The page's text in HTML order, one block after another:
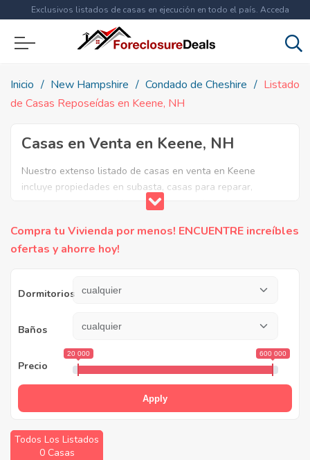
Exclusivos listados de casas en ejecución en todo el país. Acceda
ahora a
Inicio New Hampshire Condado de Cheshire
Listado
de Casas Reposeídas en Keene, NH
Casas en Venta en Keene, NH
Nuestro extenso listado de casas en venta en Keene
incluye propiedades en subasta, casas para reparar,
apartamentos reposeidos por el banco, ejecuciones
que necesita y aproveche estas increibles ofertas en Bienes
Raíces en Keene, New Hampshire.
Compra tu Vivienda por menos! ENCUENTRE increíbles
ofertas y ahorre hoy!
Dormitorios
Baños
Precio
20 000 600 000
Apply
Todos Los Listados
0 Casas